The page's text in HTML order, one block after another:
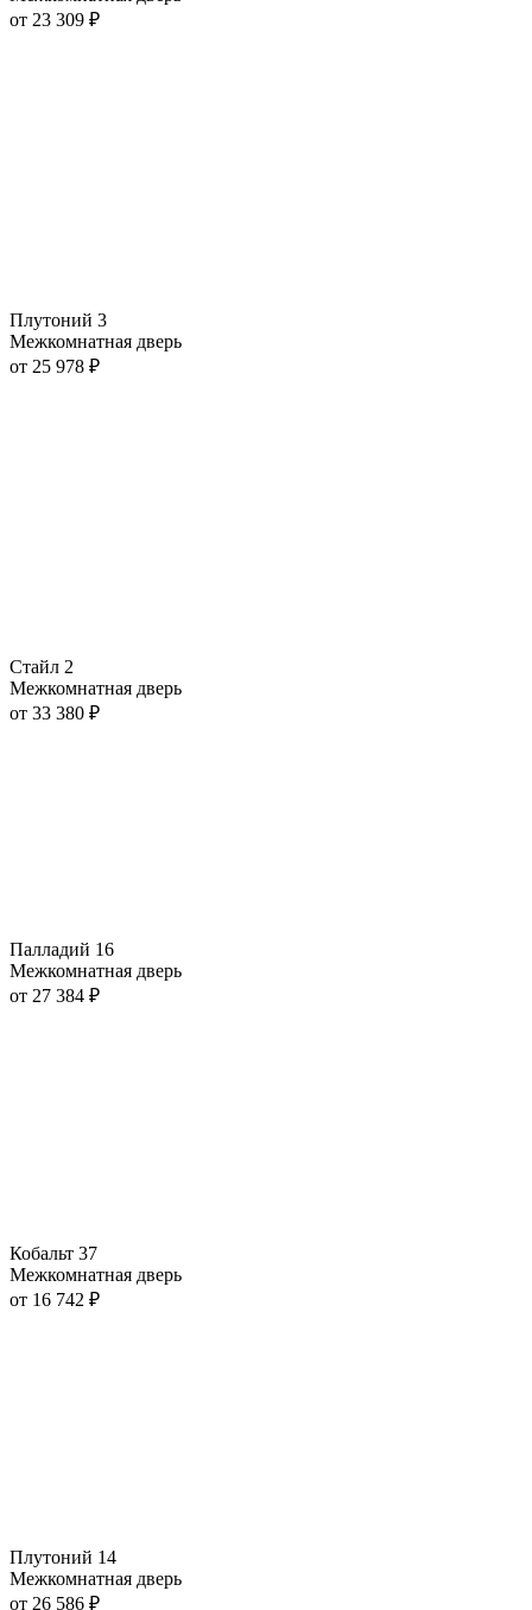
от 23 309 ₽
Плутоний 3
Межкомнатная дверь
от 25 978 ₽
Стайл 2
Межкомнатная дверь
от 33 380 ₽
Палладий 16
Межкомнатная дверь
от 27 384 ₽
Кобальт 37
Межкомнатная дверь
от 16 742 ₽
Плутоний 14
Межкомнатная дверь
от 26 586 ₽